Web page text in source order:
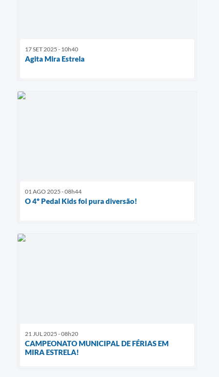
17 SET 2025 - 10h40
Agita Mira Estrela
01 AGO 2025 - 08h44
O 4º Pedal Kids foi pura diversão!
21 JUL 2025 - 08h20
CAMPEONATO MUNICIPAL DE FÉRIAS EM
MIRA ESTRELA!